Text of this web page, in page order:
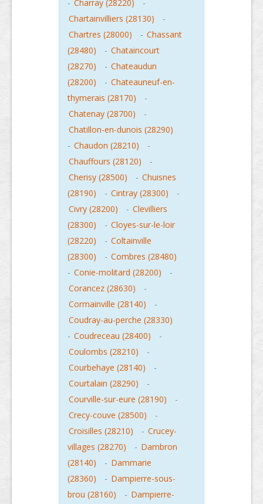
- Charray (28220)
-
Chartainvilliers (28130)
-
Chartres (28000)
- Chassant
(28480)
- Chataincourt
(28270)
- Chateaudun
(28200)
- Chateauneuf-en-
thymerais (28170)
-
Chatenay (28700)
-
Chatillon-en-dunois (28290)
- Chaudon (28210)
-
Chauffours (28120)
-
Cherisy (28500)
- Chuisnes
(28190)
- Cintray (28300)
-
Civry (28200)
- Clevilliers
(28300)
- Cloyes-sur-le-loir
(28220)
- Coltainville
(28300)
- Combres (28480)
- Conie-molitard (28200)
-
Corancez (28630)
-
Cormainville (28140)
-
Coudray-au-perche (28330)
- Coudreceau (28400)
-
Coulombs (28210)
-
Courbehaye (28140)
-
Courtalain (28290)
-
Courville-sur-eure (28190)
-
Crecy-couve (28500)
-
Croisilles (28210)
- Crucey-
villages (28270)
- Dambron
(28140)
- Dammarie
(28360)
- Dampierre-sous-
brou (28160)
- Dampierre-